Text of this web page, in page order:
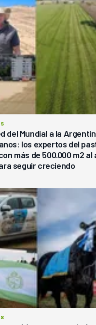
del Mundial a la
los expertos del
más de 500.000 m2 al
seguir creciendo